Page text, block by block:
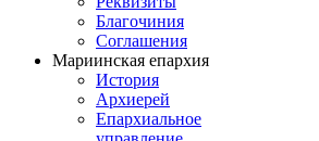
Благочиния
Соглашения
Мариинская епархия
История
Архиерей
Епархиальное